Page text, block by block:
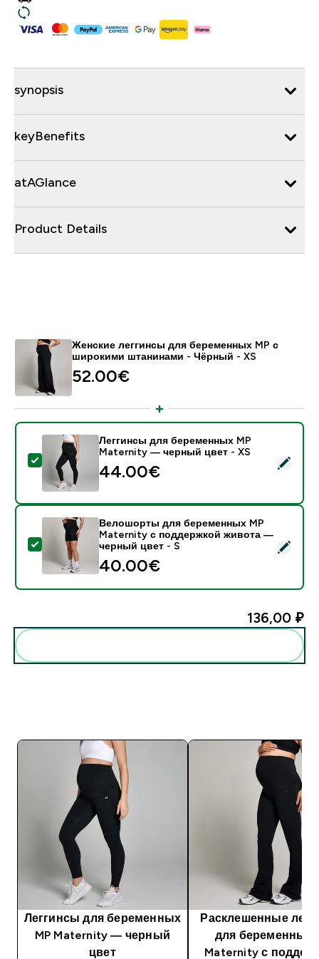
synopsis
keyBenefits
atAGlance
Product Details
Женские леггинсы для беременных MP с
широкими штанинами - Чёрный - XS
52.00€‎
- Леггинсы для беременных MP Maternity —
Леггинсы для беременных MP
Maternity — черный цвет - XS
44.00€‎
- Велошорты для беременных MP Maternity с
Велошорты для беременных MP
Maternity с поддержкой живота —
черный цвет - S
40.00€‎
136,00 ₽‎
Леггинсы для беременных
MP Maternity — черный
цвет
Расклешенные
для беременных
Maternity с